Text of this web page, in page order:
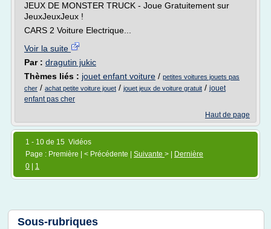
JEUX DE MONSTER TRUCK - Joue Gratuitement sur
JeuxJeuxJeux !
CARS 2 Voiture Electrique...
Voir la suite
Par : dragutin jukic
Thèmes liés : jouet enfant voiture / petites voitures jouets pas
cher / achat petite voiture jouet / jouet jeux de voiture gratuit / jouet
enfant pas cher
Haut de page
1 - 10 de 15 Vidéos
Page : Première | < Précédente | Suivante > |
Dernière
0
1
Sous-rubriques